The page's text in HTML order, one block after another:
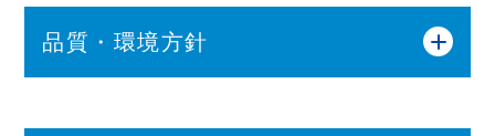
発を進めていくことが、全てに優る元手である”と
1965年8月
社名を朝日金属工業（株）に変
品質・環境方針